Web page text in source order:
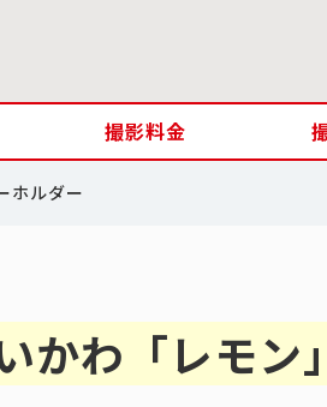
撮影料金
ホルダー
かわ「レモン